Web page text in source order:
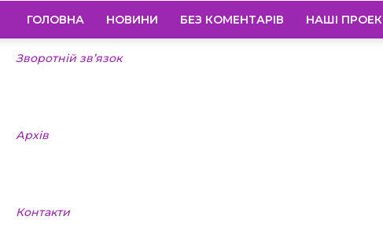
ГОЛОВНА НОВИНИ БЕЗ КОМЕНТАРІВ НАШІ
Зворотній зв’язок
Архів
Контакти